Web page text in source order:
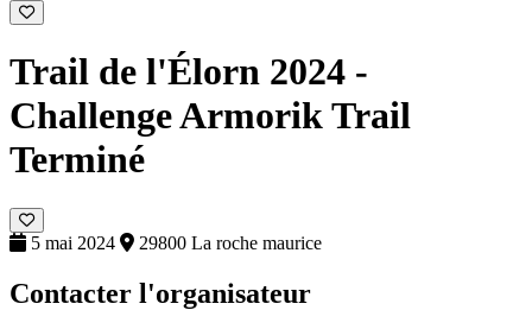
Trail de l'Élorn 2024 -
Challenge Armorik Trail
Terminé
5 mai 2024 29800 La roche maurice
Contacter l'organisateur